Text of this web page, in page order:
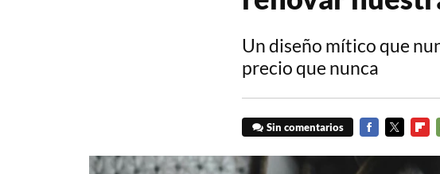
Un diseño mítico que
precio que nunca
Sin comentarios